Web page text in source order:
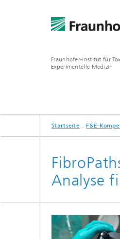
Fraunhofer-Institut für
Experimentelle Medizin
INSTITUT
F&E-
ANGEBOTE
Toxikologie
Startseite F&E-
Analyse